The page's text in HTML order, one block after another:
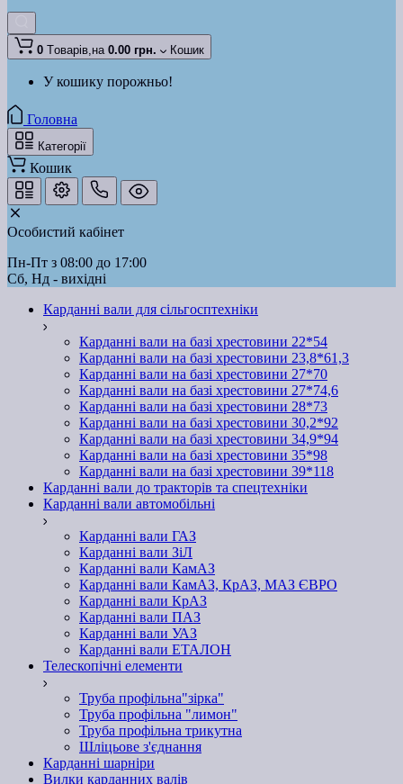
0 Tоварів,на 0.00 грн. Кошик
У кошику порожньо!
Головна
Категорії
Кошик
Особистий кабінет
Пн-Пт з 08:00 до 17:00
Сб, Нд - вихідні
Карданні вали для сільгосптехніки
Карданні вали на базі хрестовини 22*54
Карданні вали на базі хрестовини 23,8*61,3
Карданні вали на базі хрестовини 27*70
Карданні вали на базі хрестовини 27*74,6
Карданні вали на базі хрестовини 28*73
Карданні вали на базі хрестовини 30,2*92
Карданні вали на базі хрестовини 34,9*94
Карданні вали на базі хрестовини 35*98
Карданні вали на базі хрестовини 39*118
Карданні вали до тракторів та спецтехніки
Карданні вали автомобільні
Карданні вали ГАЗ
Карданні вали ЗіЛ
Карданні вали КамАЗ
Карданні вали КамАЗ, КрАЗ, МАЗ ЄВРО
Карданні вали КрАЗ
Карданні вали ПАЗ
Карданні вали УАЗ
Карданні вали ЕТАЛОН
Телескопічні елементи
Труба профільна"зірка"
Труба профільна "лимон"
Труба профільна трикутна
Шліцьове з'єднання
Карданні шарніри
Вилки карданних валів